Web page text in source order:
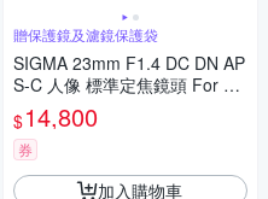
贈保護鏡及濾鏡保護袋
SIGMA 23mm F1.4 DC DN AP
S-C 人像 標準定焦鏡頭 For Fuj
ifilm X-mount (公司貨)
$14,800
券
加入購物車